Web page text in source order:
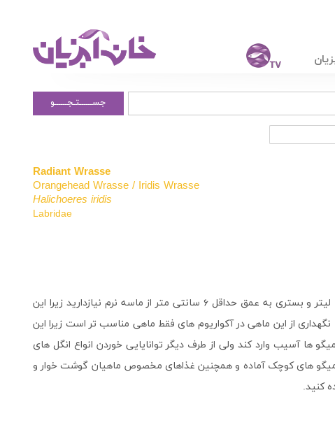
جســــــتـجــــــو
Radiant Wrasse
Orangehead Wrasse / Iridis Wrasse
Halichoeres iridis
Labridae
برای نگهداری از این ماهی به آکواریومی با ظرفیت 150 لیتر و بستری به عمق حداقل ۶ سانتی متر از ماسه نرم نیازدارید زیرا این
از این ماهی در آکواریوم های فقط ماهی مناسب تر است زیرا این
ها آسیب وارد کند ولی از طرف دیگر توانایایی خوردن انواع انگل های
میگو های کوچک آماده و همچنین غذاهای مخصوص ماهیان گوشت خوار و
کنید.